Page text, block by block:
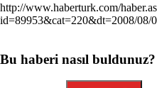
http://www.haberturk.com/
id=89953&cat=220&dt=2008/08/
Bu haberi nasıl buldunuz?